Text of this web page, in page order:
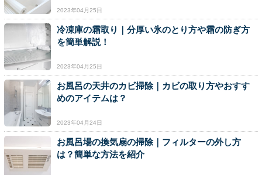
2023年04月25日
冷凍庫の霜取り｜分厚い氷のとり方や霜の防ぎ方
を簡単解説！
2023年04月25日
お風呂の天井のカビ掃除｜カビの取り方やおすす
めのアイテムは？
2023年04月24日
お風呂場の換気扇の掃除｜フィルターの外し方
は？簡単な方法を紹介